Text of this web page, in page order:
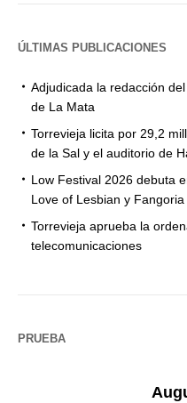
ÚLTIMAS PUBLICACIONES
Adjudicada la redacción
de La Mata
Torrevieja licita por 29,2
de la Sal y el auditorio de
Low Festival 2026 debuta
Love of Lesbian y Fangoria
Torrevieja aprueba la
telecomunicaciones
PRUEBA